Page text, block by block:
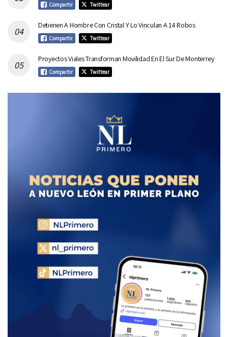
Compartir Twittear
Detienen A Hombre Con Cristal Y Lo Vinculan A 14 Robos
Compartir Twittear
Proyectos Viales Transforman Movilidad En El Sur De Monterrey
Compartir Twittear